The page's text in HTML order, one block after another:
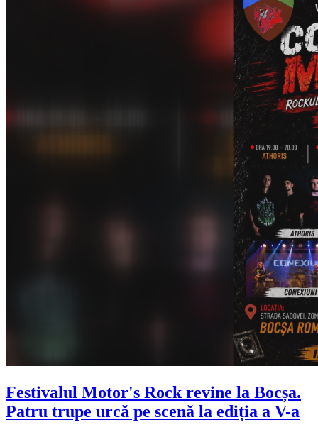
Festivalul Motor's Rock revine la Bocșa.
Patru trupe urcă pe scenă la ediția a V-a